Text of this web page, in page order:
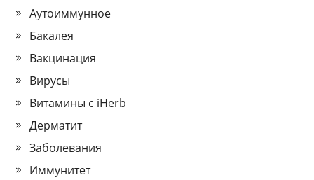
Аутоиммунное
Бакалея
Вакцинация
Вирусы
Витамины с iHerb
Дерматит
Заболевания
Иммунитет